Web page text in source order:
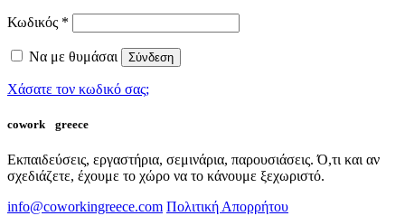
Κωδικός *
Να με θυμάσαι Σύνδεση
Χάσατε τον κωδικό σας;
cowork greece
Εκπαιδεύσεις, εργαστήρια, σεμινάρια, παρουσιάσεις. Ό,τι και αν
σχεδιάζετε, έχουμε το χώρο να το κάνουμε ξεχωριστό.
info@coworkingreece.com Πολιτική Απορρήτου